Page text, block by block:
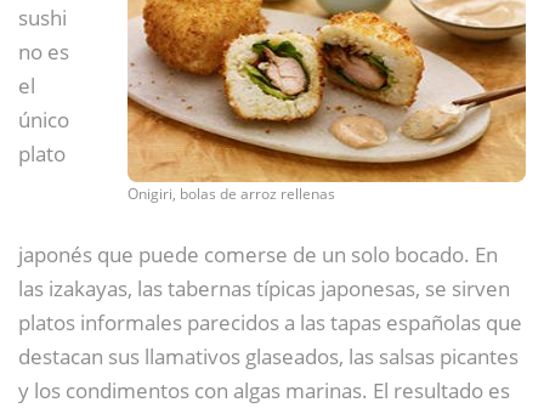
Onigiri, bolas de arroz rellenas
sushi
no es
el
único
plato
japonés que puede comerse de un solo bocado. En
las izakayas, las tabernas típicas japonesas, se sirven
platos informales parecidos a las tapas españolas que
destacan sus llamativos glaseados, las salsas picantes
y los condimentos con algas marinas. El resultado es